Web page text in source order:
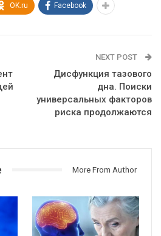
OK.ru Facebook
NEXT POST
Дисфункция тазового
дна. Поиски
универсальных факторов
риска продолжаются
More From Author